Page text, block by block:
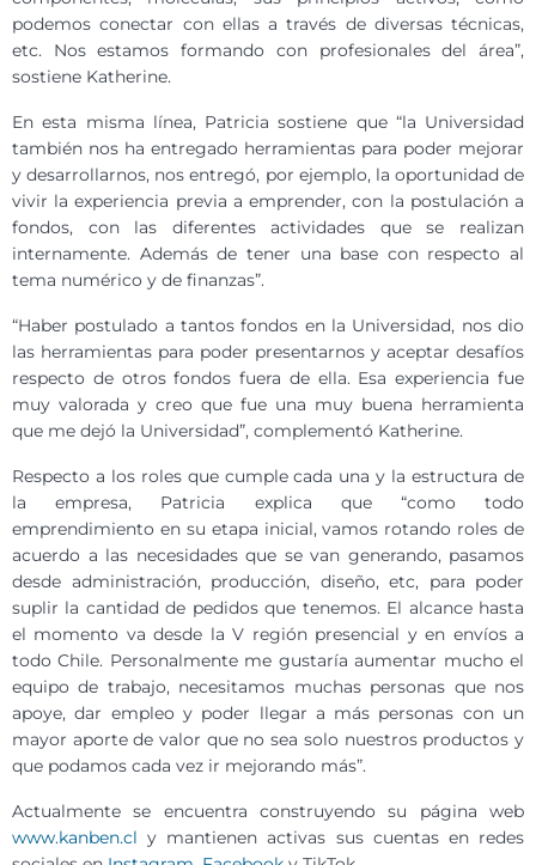
podemos conectar con ellas a través de diversas técnicas,
etc. Nos estamos formando con profesionales del área”,
sostiene Katherine.
En esta misma línea, Patricia sostiene que “la Universidad
también nos ha entregado herramientas para poder mejorar
y desarrollarnos, nos entregó, por ejemplo, la oportunidad de
vivir la experiencia previa a emprender, con la postulación a
fondos, con las diferentes actividades que se realizan
internamente. Además de tener una base con respecto al
tema numérico y de finanzas”.
“Haber postulado a tantos fondos en la Universidad, nos dio
las herramientas para poder presentarnos y aceptar desafíos
respecto de otros fondos fuera de ella. Esa experiencia fue
muy valorada y creo que fue una muy buena herramienta
que me dejó la Universidad”, complementó Katherine.
Respecto a los roles que cumple cada una y la estructura de
la empresa, Patricia explica que “como todo
emprendimiento en su etapa inicial, vamos rotando roles de
acuerdo a las necesidades que se van generando, pasamos
desde administración, producción, diseño, etc, para poder
suplir la cantidad de pedidos que tenemos. El alcance hasta
el momento va desde la V región presencial y en envíos a
todo Chile. Personalmente me gustaría aumentar mucho el
equipo de trabajo, necesitamos muchas personas que nos
apoye, dar empleo y poder llegar a más personas con un
mayor aporte de valor que no sea solo nuestros productos y
que podamos cada vez ir mejorando más”.
Actualmente se encuentra construyendo su página web
www.kanben.cl y mantienen activas sus cuentas en redes